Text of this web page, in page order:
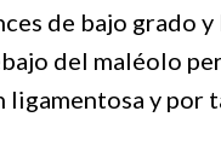
de bajo grado
del maléolo
y por